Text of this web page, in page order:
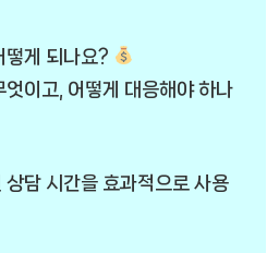
떻게 되나요?
엇이고, 어떻게 대응해야 하나
상담 시간을 효과적으로 사용